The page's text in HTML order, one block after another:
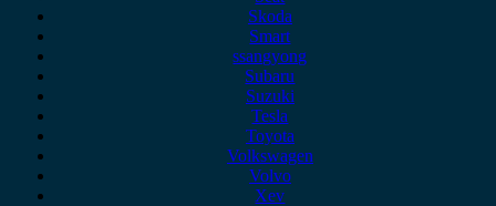
Skoda
Smart
ssangyong
Subaru
Suzuki
Tesla
Toyota
Volkswagen
Volvo
Xev